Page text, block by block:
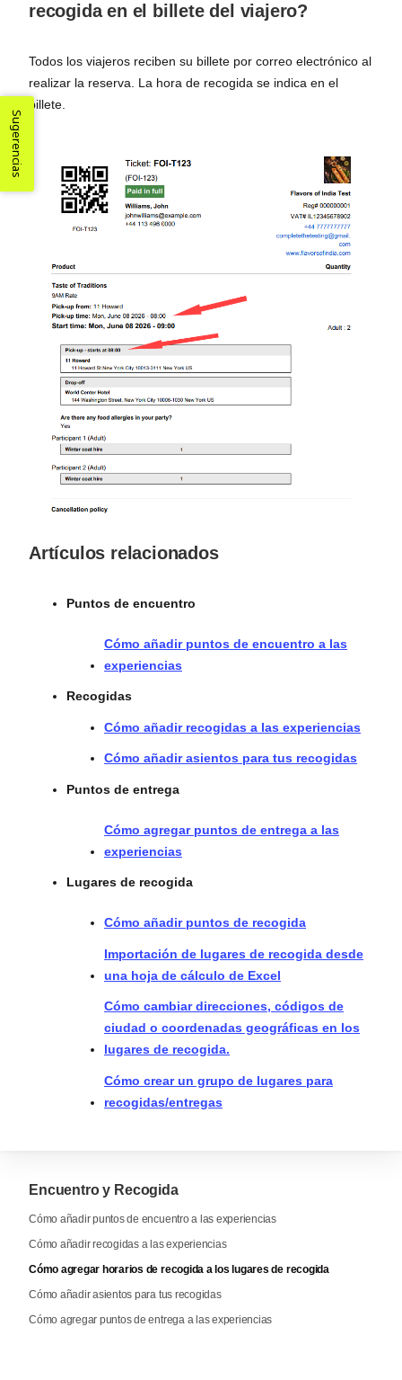
recogida en el billete del viajero?
Todos los viajeros reciben su billete por correo electrónico al
realizar la reserva. La hora de recogida se indica en el
billete.
Artículos relacionados
Puntos de encuentro
Cómo añadir puntos de encuentro a las
experiencias
Recogidas
Cómo añadir recogidas a las experiencias
Cómo añadir asientos para tus recogidas
Puntos de entrega
Cómo agregar puntos de entrega a las
experiencias
Lugares de recogida
Cómo añadir puntos de recogida
Importación de lugares de recogida desde
una hoja de cálculo de Excel
Cómo cambiar direcciones, códigos de
ciudad o coordenadas geográficas en los
lugares de recogida.
Cómo crear un grupo de lugares para
recogidas/entregas
Encuentro y Recogida
Cómo añadir puntos de encuentro a las experiencias
Cómo añadir recogidas a las experiencias
Cómo agregar horarios de recogida a los lugares de recogida
Cómo añadir asientos para tus recogidas
Cómo agregar puntos de entrega a las experiencias
Sugerencias